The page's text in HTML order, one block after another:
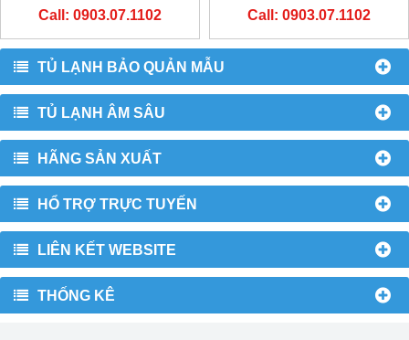
TỦ LẠNH BẢO QUẢN MẪU
TỦ LẠNH ÂM SÂU
HÃNG SẢN XUẤT
HỔ TRỢ TRỰC TUYẾN
LIÊN KẾT WEBSITE
THỐNG KÊ
LKPV 8420
Call: 0903.07.1102
LKPV 1423
Call: 0903.07.1102